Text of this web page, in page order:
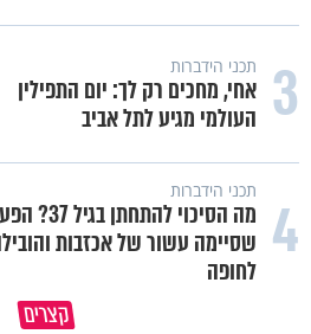
3 תכני הידברות
אחי, מחכים רק לך: יום התפילין
העולמי מגיע לתל אביב
4 תכני הידברות
מה הסיכוי להתחתן
שסיימה עשור של אכזבות
לחופה
קצרים
כל אחד מאיתנו הוא עולם ומלואו